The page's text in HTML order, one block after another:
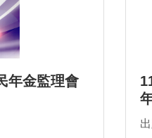
年金監理會